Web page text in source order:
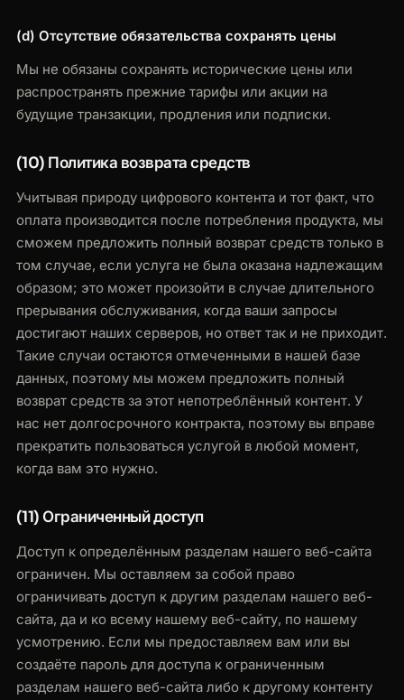
(d) Отсутствие обязательства сохранять цены
Мы не обязаны сохранять исторические цены или
распространять прежние тарифы или акции на
будущие транзакции, продления или подписки.
(10) Политика возврата средств
Учитывая природу цифрового контента и тот факт, что
оплата производится после потребления продукта, мы
сможем предложить полный возврат средств только в
том случае, если услуга не была оказана надлежащим
образом; это может произойти в случае длительного
прерывания обслуживания, когда ваши запросы
достигают наших серверов, но ответ так и не приходит.
Такие случаи остаются отмеченными в нашей базе
данных, поэтому мы можем предложить полный
возврат средств за этот непотреблённый контент. У
нас нет долгосрочного контракта, поэтому вы вправе
прекратить пользоваться услугой в любой момент,
когда вам это нужно.
(11) Ограниченный доступ
Доступ к определённым разделам нашего веб-сайта
ограничен. Мы оставляем за собой право
ограничивать доступ к другим разделам нашего веб-
сайта, да и ко всему нашему веб-сайту, по нашему
усмотрению. Если мы предоставляем вам или вы
создаёте пароль для доступа к ограниченным
разделам нашего веб-сайта либо к другому контенту